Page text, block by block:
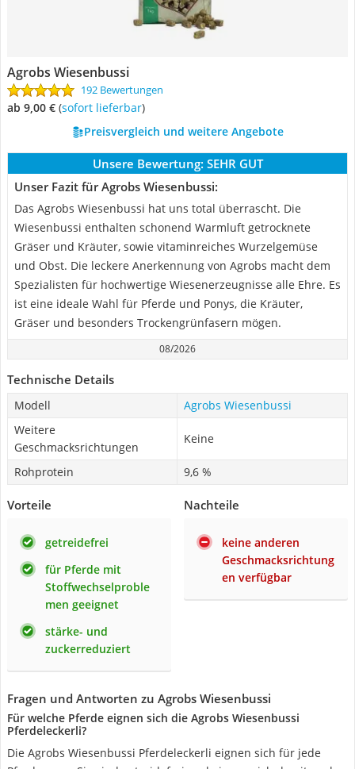
Agrobs Wiesenbussi
192 Bewertungen
ab 9,00 € ( Sofort lieferbar)
Preisvergleich und weitere Angebote
Unsere Bewertung: SEHR GUT
Unser Fazit für Agrobs Wiesenbussi:
Das Agrobs Wiesenbussi hat uns total überrascht. Die
Wiesenbussi enthalten schonend Warmluft getrocknete
Gräser und Kräuter, sowie vitaminreiches Wurzelgemüse
und Obst. Die leckere Anerkennung von Agrobs macht dem
Spezialisten für hochwertige Wiesenerzeugnisse alle Ehre. Es
ist eine ideale Wahl für Pferde und Ponys, die Kräuter,
Gräser und besonders Trockengrünfasern mögen.
08/2026
Technische Details
Modell
Agrobs Wiesenbussi
Weitere
Geschmacksrichtungen
Keine
Rohprotein 9,6 %
Vorteile
getreidefrei
für Pferde mit
Stoffwechselproble
men geeignet
stärke- und
zuckerreduziert
Nachteile
keine anderen
Geschmacksrichtung
en verfügbar
Fragen und Antworten zu Agrobs Wiesenbussi
Für welche Pferde eignen sich die Agrobs Wiesenbussi
Pferdeleckerli?
Die Agrobs Wiesenbussi Pferdeleckerli eignen sich für jede